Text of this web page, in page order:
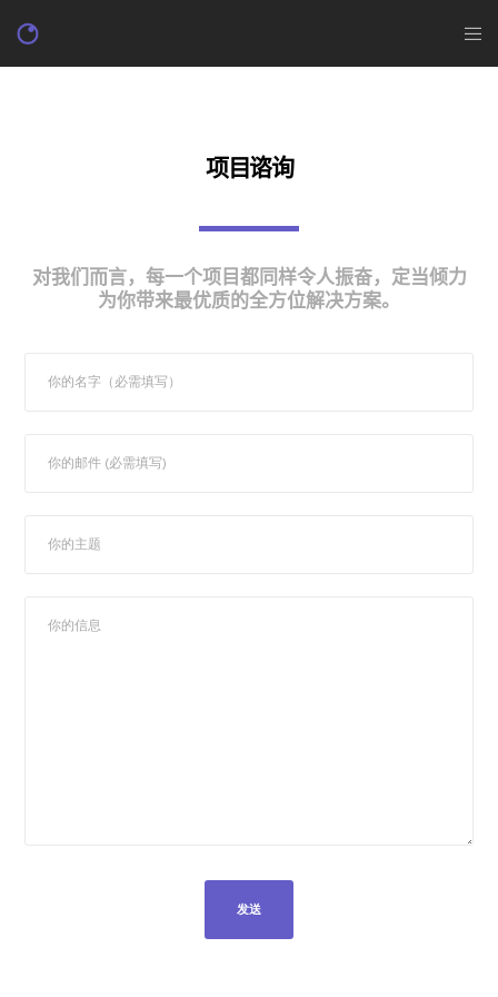
项目谘询
对我们而言，每一个项目都同样令人振奋，定当倾力
为你带来最优质的全方位解决方案。